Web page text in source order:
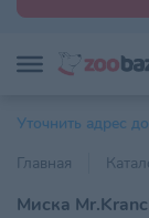
Уточнить адрес
Главная
Миска